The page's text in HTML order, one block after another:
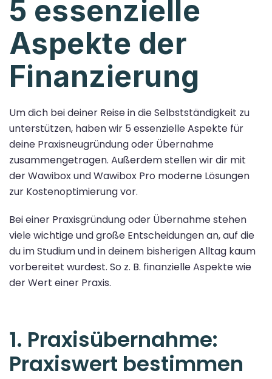
5 essenzielle
Aspekte der
Finanzierung
Um dich bei deiner Reise in die Selbstständigkeit zu
unterstützen, haben wir 5 essenzielle Aspekte für
deine Praxisneugründung oder Übernahme
zusammengetragen. Außerdem stellen wir dir mit
der Wawibox und Wawibox Pro moderne Lösungen
zur Kostenoptimierung vor.
Bei einer Praxisgründung oder Übernahme stehen
viele wichtige und große Entscheidungen an, auf die
du im Studium und in deinem bisherigen Alltag kaum
vorbereitet wurdest. So z. B. finanzielle Aspekte wie
der Wert einer Praxis.
1. Praxisübernahme:
Praxiswert bestimmen